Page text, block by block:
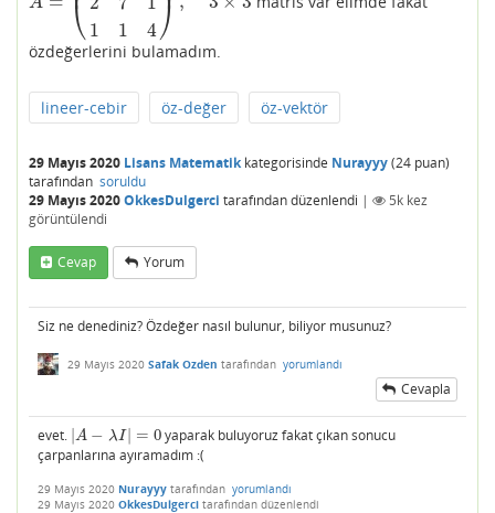
A ⎝ 1
1
4⎠
özdeğerlerini bulamadım.
lineer-cebir öz-değer öz-vektör
29 Mayıs 2020 Lisans Matematikkategorisinde Nurayyy(24 puan)
tarafından soruldu
29 Mayıs 2020OkkesDulgerci tarafındandüzenlendi | 5k kez
görüntülendi
Cevap Yorum
Siz ne denediniz? Özdeğer nasıl bulunur, biliyor musunuz?
29 Mayıs 2020 Safak Ozden tarafından yorumlandı
Cevapla
evet. A − λI| = 0
|A −λI |=0
yaparak buluyoruz fakat çıkan sonucu
çarpanlarına ayıramadım :(
29 Mayıs 2020 Nurayyy tarafından yorumlandı
29 Mayıs 2020 OkkesDulgerci tarafından düzenlendi